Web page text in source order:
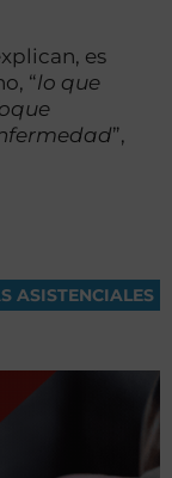
es
“lo que
”,
ASISTENCIALES